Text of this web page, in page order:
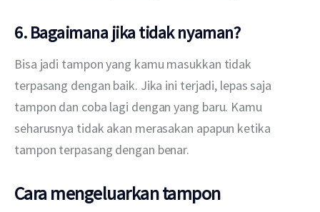
6. Bagaimana jika tidak nyaman?
Bisa jadi tampon yang kamu masukkan tidak
terpasang dengan baik. Jika ini terjadi, lepas saja
tampon dan coba lagi dengan yang baru. Kamu
seharusnya tidak akan merasakan apapun ketika
tampon terpasang dengan benar.
Cara mengeluarkan tampon